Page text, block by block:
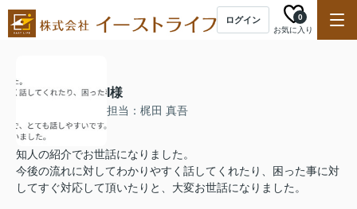
ログイン
お気に入り
0
I様
担当：梶田 真吾
知人の紹介でお世話になりました。
今後の流れに対してわかりやすく話してくれたり、困った事に対
してすぐ対応して頂いたりと、大変お世話になりました。